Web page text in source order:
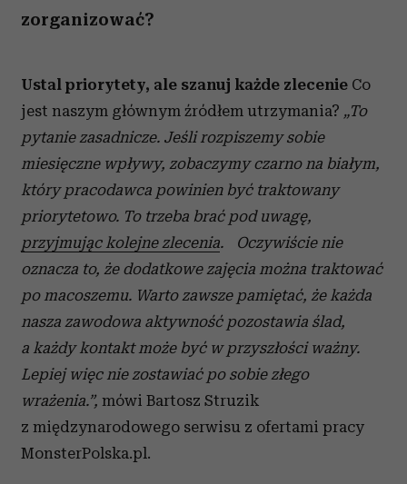
zorganizować?
Ustal priorytety, ale szanuj każde zlecenie Co
jest naszym głównym źródłem utrzymania? „To
pytanie zasadnicze. Jeśli rozpiszemy sobie
miesięczne wpływy, zobaczymy czarno na białym,
który pracodawca powinien być traktowany
priorytetowo. To trzeba brać pod uwagę,
przyjmując kolejne zlecenia. Oczywiście nie
oznacza to, że dodatkowe zajęcia można traktować
po macoszemu. Warto zawsze pamiętać, że każda
nasza zawodowa aktywność pozostawia ślad,
a każdy kontakt może być w przyszłości ważny.
Lepiej więc nie zostawiać po sobie złego
wrażenia.”, mówi Bartosz Struzik
z międzynarodowego serwisu z ofertami pracy
MonsterPolska.pl.